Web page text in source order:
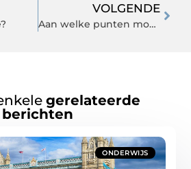
VOLGENDE
Aan welke punten moet de feestlocatie in Dalfsen voldoen?
gerelateerde
berichten
ONDERWIJS